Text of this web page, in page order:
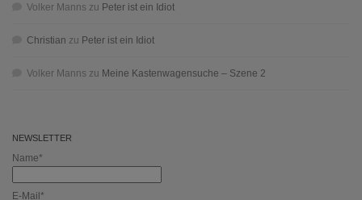
Volker Manns zu Peter ist ein Idiot
Christian zu Peter ist ein Idiot
Volker Manns zu Meine Kastenwagensuche – Szene 2
NEWSLETTER
Name*
E-Mail*